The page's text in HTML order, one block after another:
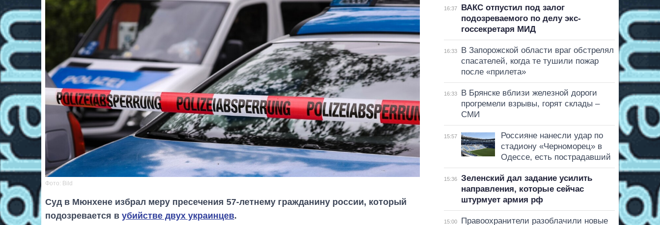
Фото: Bild
Суд в Мюнхене избрал меру пресечения 57-летнему гражданину россии, который
подозревается в убийстве двух украинцев.
16:37
ВАКС отпустил под залог
подозреваемого по делу экс-
госсекретаря МИД
16:33
В Запорожской области враг обстрелял
спасателей, когда те тушили пожар
после «прилета»
16:33
В Брянске вблизи железной дороги
прогремели взрывы, горят склады –
СМИ
15:57
Россияне нанесли удар по
стадиону «Черноморец» в
Одессе, есть пострадавший
15:36
Зеленский дал задание усилить
направления, которые сейчас
штурмует армия рф
15:00
Правоохранители разоблачили новые